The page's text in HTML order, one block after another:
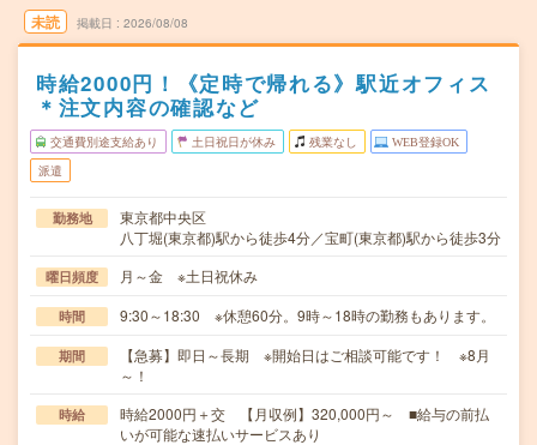
未読 掲載日 2026/08/08
時給2000円！《定時で帰れる》駅近オフィス
＊注文内容の確認など
交通費別途支給あり 土日祝日が休み 残業なし WEB登録OK
派遣
勤務地
東京都中央区
八丁堀(東京都)駅から徒歩4分／宝町(東京都)駅から徒歩3分
曜日頻度 月～金 ※土日祝休み
時間 9:30～18:30 ※休憩60分。9時～18時の勤務もあります。
期間
【急募】即日～長期 ※開始日はご相談可能です！ ※8月
～！
時給
時給2000円＋交 【月収例】320,000円～ ■給与の前払
いが可能な速払いサービスあり